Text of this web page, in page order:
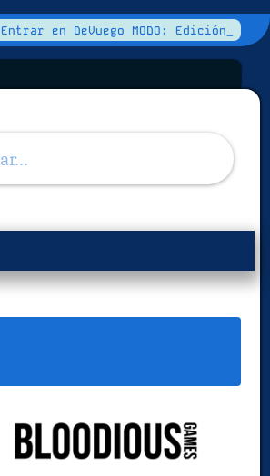
Entrar en DeVuego MODO: Edición_